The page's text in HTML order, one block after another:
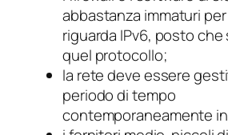
abbastanza immaturi
riguarda IPv6, posto
quel protocollo;
la rete deve essere
periodo di tempo
contemporaneamente in